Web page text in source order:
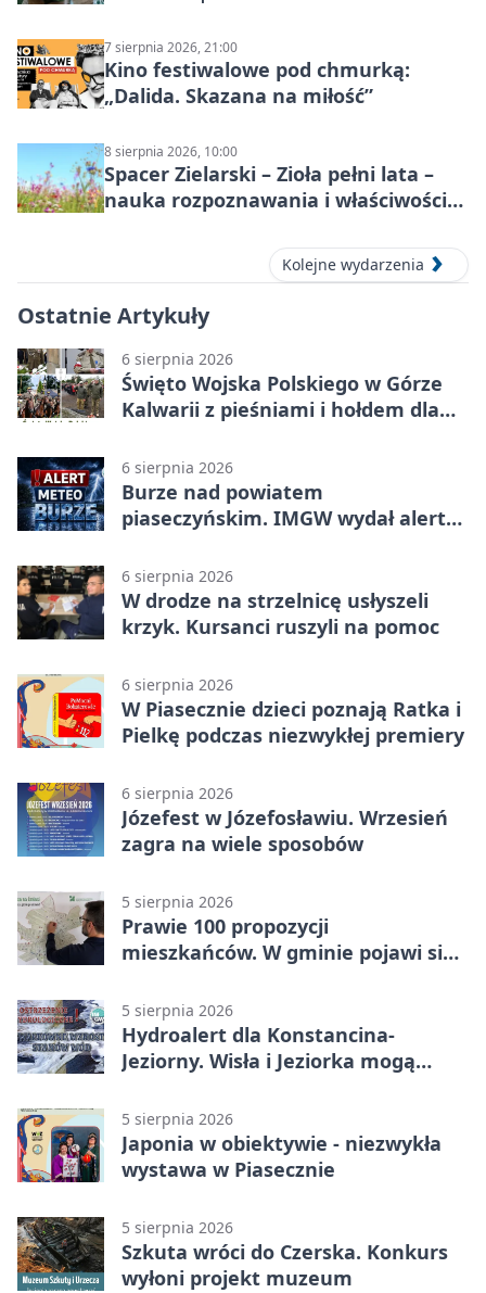
7 sierpnia 2026, 21:00
Kino festiwalowe pod chmurką:
„Dalida. Skazana na miłość”
8 sierpnia 2026, 10:00
Spacer Zielarski – Zioła pełni lata –
nauka rozpoznawania i właściwości
Kolejne wydarzenia
Ostatnie Artykuły
6 sierpnia 2026
Święto Wojska Polskiego w Górze
Kalwarii z pieśniami i hołdem dla
6 sierpnia 2026
Burze nad powiatem
piaseczyńskim. IMGW wydał alert
6 sierpnia 2026
W drodze na strzelnicę usłyszeli
krzyk. Kursanci ruszyli na pomoc
6 sierpnia 2026
W Piasecznie dzieci poznają Ratka i
Pielkę podczas niezwykłej premiery
6 sierpnia 2026
Józefest w Józefosławiu. Wrzesień
zagra na wiele sposobów
5 sierpnia 2026
Prawie 100 propozycji
mieszkańców. W gminie pojawi się
5 sierpnia 2026
Hydroalert dla Konstancina-
Jeziorny. Wisła i Jeziorka mogą
5 sierpnia 2026
Japonia w obiektywie - niezwykła
wystawa w Piasecznie
5 sierpnia 2026
Szkuta wróci do Czerska. Konkurs
wyłoni projekt muzeum